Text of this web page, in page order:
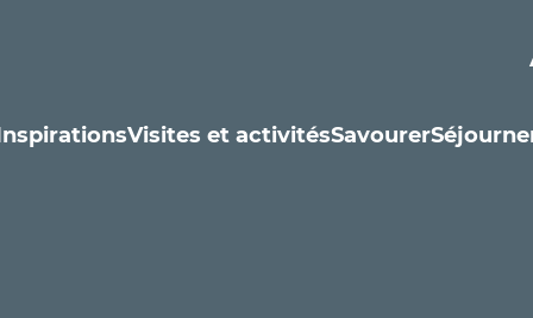
Visites et activitésSavourer